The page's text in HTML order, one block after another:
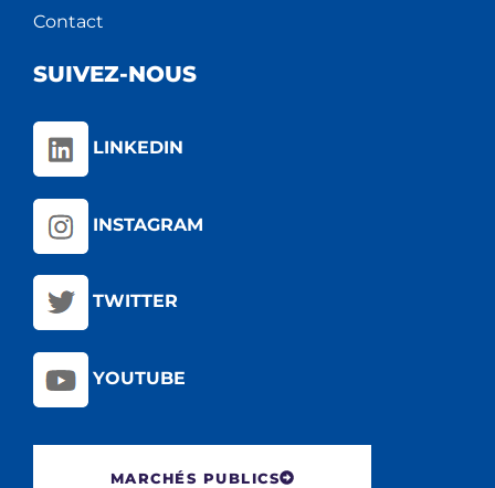
Contact
SUIVEZ-NOUS
LINKEDIN
INSTAGRAM
TWITTER
YOUTUBE
MARCHÉS PUBLICS